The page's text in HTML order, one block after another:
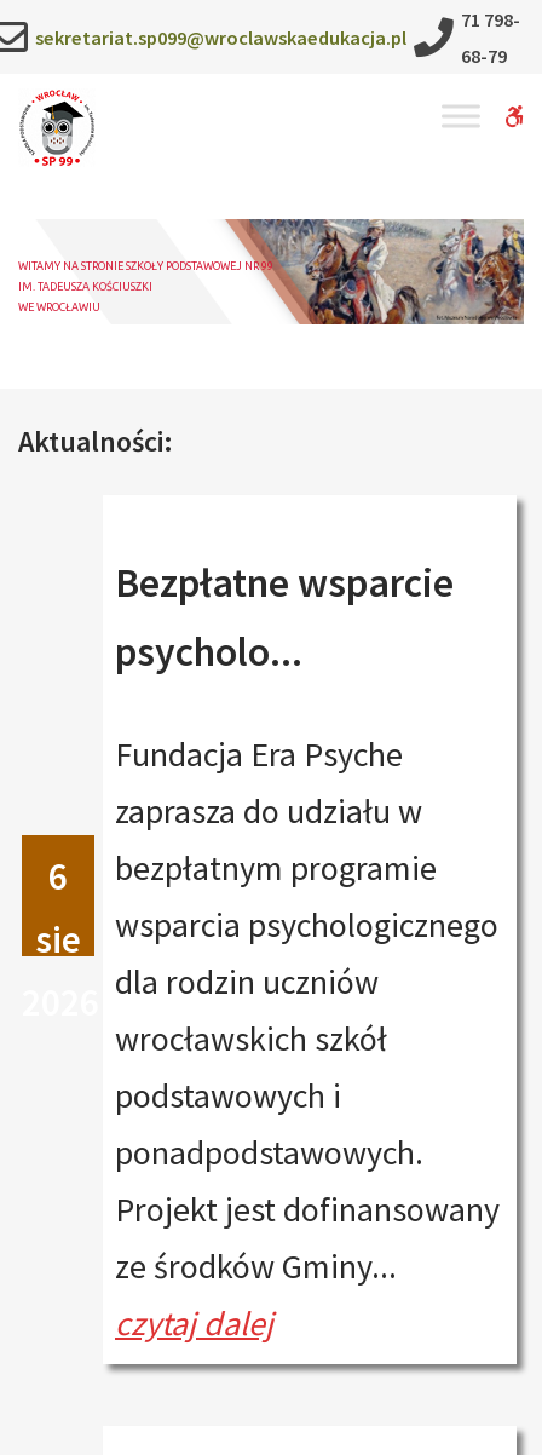
Szkoła
nr
Tadeusza
Kościuszki
sekretariat.sp099@wroclawskaedukacja.pl
71 798-
68-79
WITAMY NA STRONIE SZKOŁY PODSTAWOWEJ NR 99
IM. TADEUSZA KOŚCIUSZKI
WE WROCŁAWIU
Aktualności:
6
sie
Bezpłatne wsparcie
psycholo...
Fundacja Era Psyche
zaprasza do udziału w
bezpłatnym programie
wsparcia psychologicznego
dla rodzin uczniów
wrocławskich szkół
podstawowych i
ponadpodstawowych.
Projekt jest dofinansowany
ze środków Gminy...
czytaj dalej